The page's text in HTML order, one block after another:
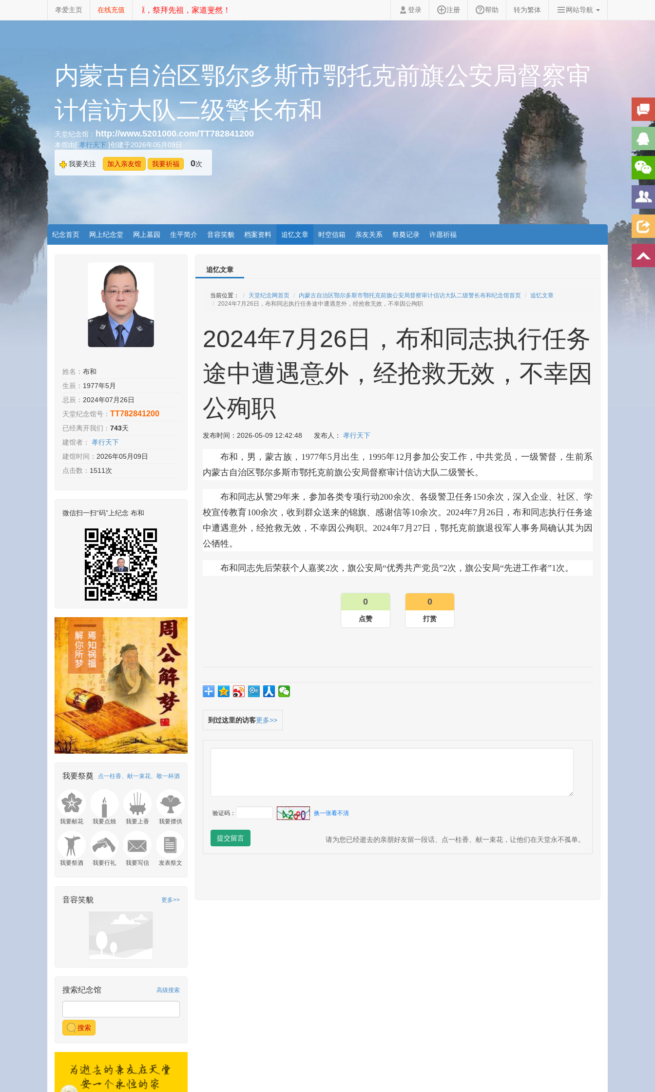
孝爱主页 在线充值
不忘初心，追根溯源，祭拜先祖，家道斐然！ 登录 注册 帮助 转为繁体 网站导航
内蒙古自治区鄂尔多斯市鄂托克前旗公安局督察审
计信访大队二级警长布和
天堂纪念馆： http://www.5201000.com/TT782841200
本馆由[ 孝行天下 ]创建于2026年05月09日
我要关注 加入亲友馆 我要祈福 0次
纪念首页 网上纪念堂 网上墓园 生平简介 音容笑貌 档案资料 追忆文章 时空信箱 亲友关系 祭奠记录 许愿祈福
姓名： 布和
生辰： 1977年5月
忌辰： 2024年07月26日
天堂纪念馆号： TT782841200
已经离开我们： 743天
建馆者：
孝行天下
建馆时间： 2026年05月09日
点击数： 1511次
微信扫一扫“码”上纪念 布和
我要祭奠 点一柱香、献一束花、敬一杯酒
我要献花 我要点烛 我要上香 我要摆供
我要祭酒 我要行礼 我要写信 发表祭文
音容笑貌 更多>>
搜索纪念馆 高级搜索
搜索
追忆文章
当前位置： 天堂纪念网首页 内蒙古自治区鄂尔多斯市鄂托克前旗公安局督察审计信访大队二级警长布和纪念馆首页
追忆文章
2024年7月26日，布和同志执行任务途中遭遇意外，经抢救无效，不幸因公殉职
2024年7月26日，布和同志执行任务
途中遭遇意外，经抢救无效，不幸因
公殉职
发布时间：2026-05-09 12:42:48 发布人： 孝行天下
布和，男，蒙古族，1977年5月出生，1995年12月参加公安工作，中共党员，一级警督，生前系
内蒙古自治区鄂尔多斯市鄂托克前旗公安局督察审计信访大队二级警长。
布和同志从警29年来，参加各类专项行动200余次、各级警卫任务150余次，深入企业、社区、学
校宣传教育100余次，收到群众送来的锦旗、感谢信等10余次。2024年7月26日，布和同志执行任务途
中遭遇意外，经抢救无效，不幸因公殉职。2024年7月27日，鄂托克前旗退役军人事务局确认其为因
公牺牲。
布和同志先后荣获个人嘉奖2次，旗公安局“优秀共产党员”2次，旗公安局“先进工作者”1次。
0
点赞
0
打赏
到过这里的访客更多>>
验证码： 换一张看不清
提交留言 请为您已经逝去的亲朋好友留一段话、点一柱香、献一束花，让他们在天堂永不孤单。